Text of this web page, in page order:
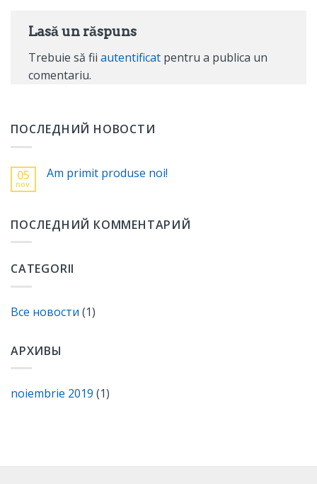
Lasă un răspuns
Trebuie să fii autentificat pentru a publica un
comentariu.
ПОСЛЕДНИЙ НОВОСТИ
05
nov.
Am primit produse noi!
ПОСЛЕДНИЙ КОММЕНТАРИЙ
CATEGORII
Все новости (1)
АРХИВЫ
noiembrie 2019 (1)